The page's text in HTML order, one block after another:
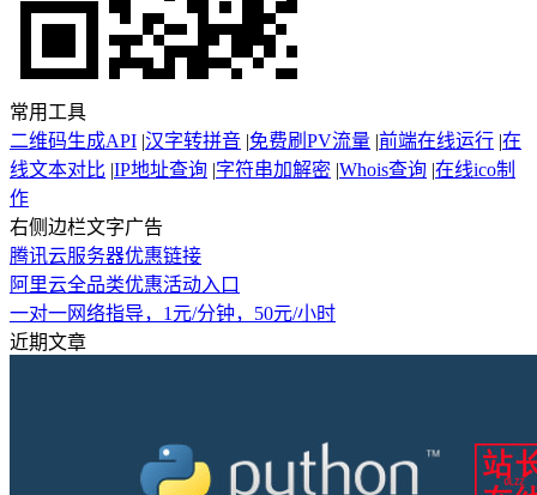
常用工具
二维码生成API |汉字转拼音 |免费刷PV流量 |前端在线运行 |在
线文本对比 |IP地址查询 |字符串加解密 |Whois查询 |在线ico制
作
右侧边栏文字广告
腾讯云服务器优惠链接
阿里云全品类优惠活动入口
一对一网络指导，1元/分钟，50元/小时
近期文章